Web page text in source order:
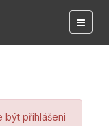
být přihlášeni